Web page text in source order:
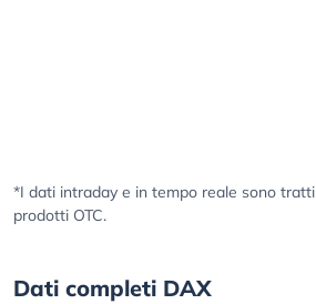
*I dati intraday e in tempo reale sono
prodotti OTC.
Dati completi DAX